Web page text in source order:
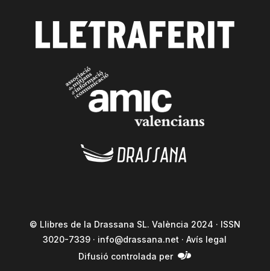
© Llibres de la Drassana SL. València 2024 · ISSN
3020-7339 · info@drassana.net ·Avís legal
Difusió controlada per